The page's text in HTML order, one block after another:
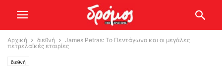
Αρχική διεθνή
James Petras: Το Πεντάγωνο και οι μεγάλες
πετρελαϊκές εταιρίες
διεθνή